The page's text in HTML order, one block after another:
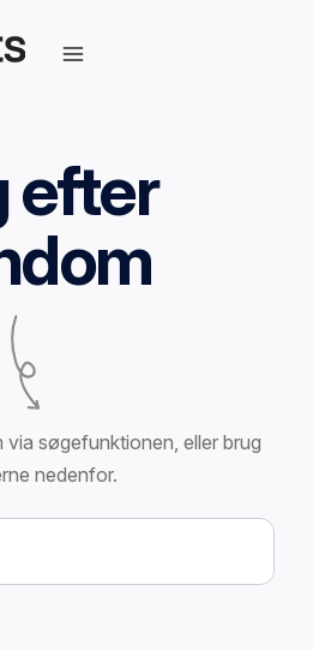
efter
via søgefunktionen, eller brug
nedenfor.